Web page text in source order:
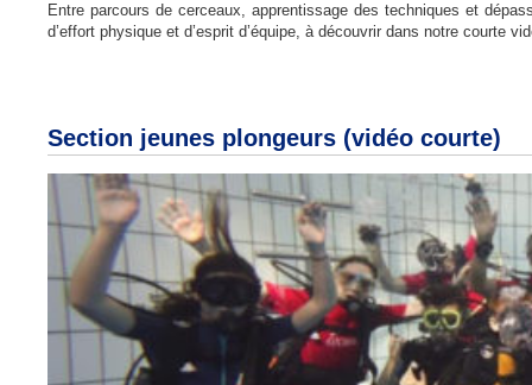
Entre parcours de cerceaux, apprentissage des techniques et
d’effort physique et d’esprit d’équipe, à découvrir dans notre courte
Section jeunes plongeurs (vidéo courte)